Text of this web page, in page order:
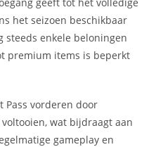
het seizoen beschikbaar
steeds enkele beloningen
premium items is beperkt
Pass vorderen door
wat bijdraagt aan
gameplay en